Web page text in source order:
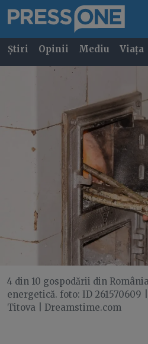
Știri Opinii Mediu Viața
4 din 10 gospodării din
energetică. foto: ID
Titova | Dreamstime.com